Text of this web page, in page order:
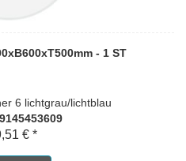
- 1 ST
6 lichtgrau/lichtblau
€ *